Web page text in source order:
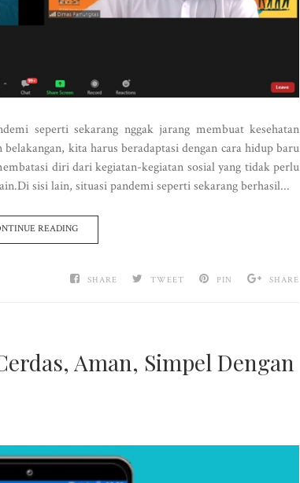
seperti sekarang nggak jarang membuat kesehatan
kita harus beradaptasi dengan cara hidup baru
diri dari kegiatan-kegiatan sosial yang tidak perlu
sisi lain, situasi pandemi seperti sekarang berhasil...
READING
SHARE TWEET PIN SHARE
Aman, Simpel Dengan